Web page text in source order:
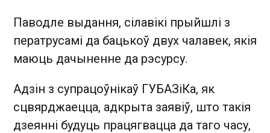
Паводле выдання, сілавікі прыйшлі з
ператрусамі да бацькоў двух чалавек, якія
маюць дачыненне да рэсурсу.
Адзін з супрацоўнікаў ГУБАЗіКа, як
сцвярджаецца, адкрыта заявіў, што такія
дзеянні будуць працягвацца да таго часу,